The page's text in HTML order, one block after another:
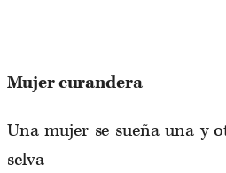
Mujercurandera
Una mujer se sueña una y
selva